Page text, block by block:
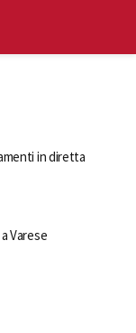
in diretta
Varese